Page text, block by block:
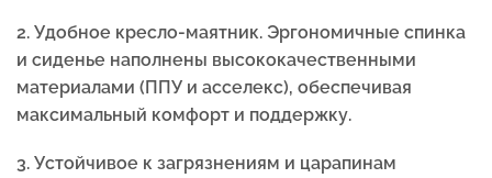
2. Удобное кресло-маятник. Эргономичные спинка
и сиденье наполнены высококачественными
материалами (ППУ и асселекс), обеспечивая
максимальный комфорт и поддержку.
3. Устойчивое к загрязнениям и царапинам